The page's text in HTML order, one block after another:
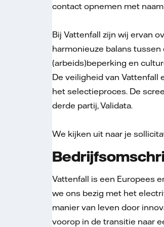
contact opnemen met
Bij Vattenfall zijn wij ervan
harmonieuze balans
(arbeids)beperking en
De veiligheid van Vattenfall
het selectieproces. De
derde partij, Validata.
We kijken uit naar je
Vattenfall is een Europees
we ons bezig met het
manier van leven door
voorop in de transitie naar